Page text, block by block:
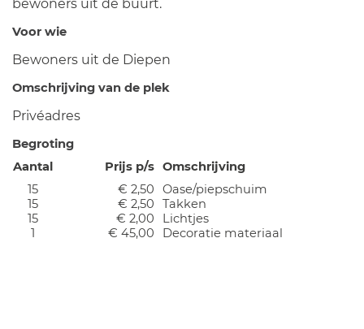
bewoners uit de buurt.
Voor wie
Bewoners uit de Diepen
Omschrijving van de plek
Privéadres
Begroting
Aantal
Prijs p/s Omschrijving
15
€ 2,50
Oase/piepschuim
15
€ 2,50
Takken
15
€ 2,00
Lichtjes
1
€ 45,00 Decoratie materiaal